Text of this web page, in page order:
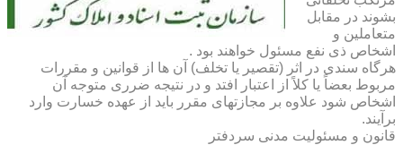
بشوند در مقابل
متعاملین و
اشخاص ذی نفع مسئول خواهند بود .
هرگاه سندی در اثر (تقصیر یا تخلف) آن ها از قوانین و مقررات
مربوط بعضاً یا کلاً از اعتبار افتد و در نتیجه ضرری متوجه آن
اشخاص شود علاوه بر مجازتهای مقرر باید از عهده خسارت وارد
برآیند.
قانون و مسئولیت مدنی سردفتر